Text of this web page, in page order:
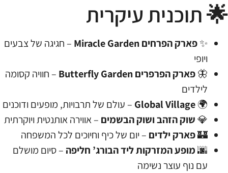
🌟 תוכנית עיקרית
✨פארק הפרחים Miracle Garden
– חגיגה של צבעים
ויופי
🦋פארק הפרפרים Butterfly Garden
– חוויה קסומה
לילדים
🌍
Global Village – עולם של תרבויות, מופעים ודוכנים
💎שוק הזהב ושוק הבשמים – אווירה אותנטית ויוקרתית
🏰פארק ילדים – יום של כיף וחיוכים לכל המשפחה
🌆מופע המזרקות ליד הבורג’ חליפה – סיום מושלם
עם נוף עוצר נשימה